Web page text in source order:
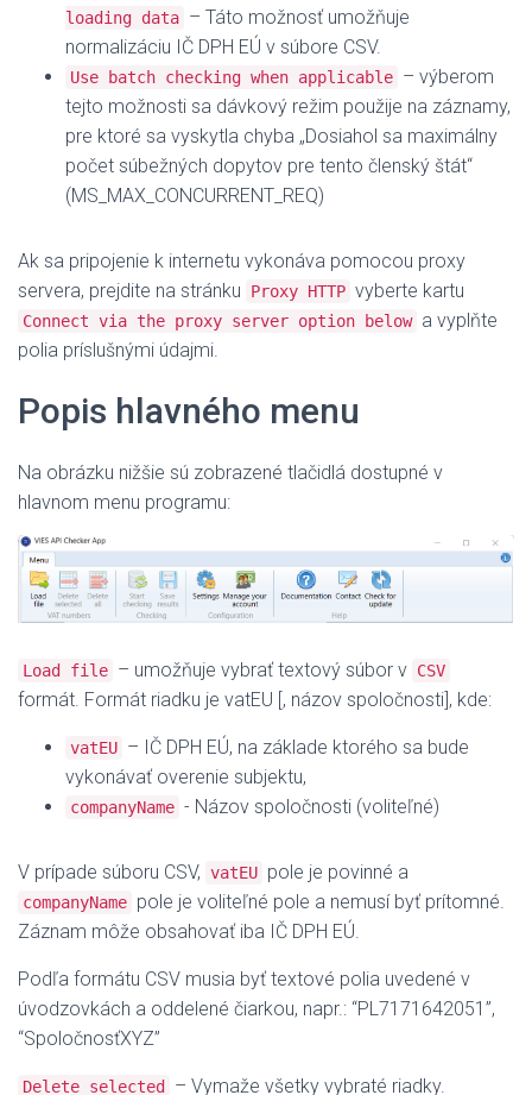
loading data – Táto možnosť umožňuje
normalizáciu IČ DPH EÚ v súbore CSV.
Use batch checking when applicable – výberom
tejto možnosti sa dávkový režim použije na záznamy,
pre ktoré sa vyskytla chyba „Dosiahol sa maximálny
počet súbežných dopytov pre tento členský štát“
(MS_MAX_CONCURRENT_REQ)
Ak sa pripojenie k internetu vykonáva pomocou proxy
servera, prejdite na stránku
Proxy HTTP vyberte kartu
Connect via the proxy server option below a vyplňte
polia príslušnými údajmi.
Popis hlavného menu
Na obrázku nižšie sú zobrazené tlačidlá dostupné v
hlavnom menu programu:
Load file – umožňuje vybrať textový súbor v CSV
formát. Formát riadku je vatEU [, názov spoločnosti], kde:
vatEU – IČ DPH EÚ, na základe ktorého sa bude
vykonávať overenie subjektu,
companyName - Názov spoločnosti (voliteľné)
V prípade súboru CSV, vatEU pole je povinné a
companyName pole je voliteľné pole a nemusí byť prítomné.
Záznam môže obsahovať iba IČ DPH EÚ.
Podľa formátu CSV musia byť textové polia uvedené v
úvodzovkách a oddelené čiarkou, napr.: “PL7171642051”,
“SpoločnosťXYZ”
Delete selected – Vymaže všetky vybraté riadky.